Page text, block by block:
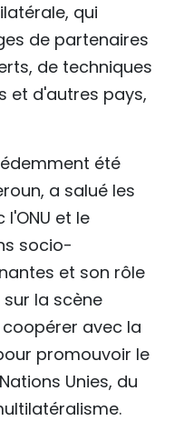
qui
de partenaires
de techniques
et d'autres pays,
été
a salué les
et le
socio-
et son rôle
la scène
avec la
promouvoir le
Unies, du